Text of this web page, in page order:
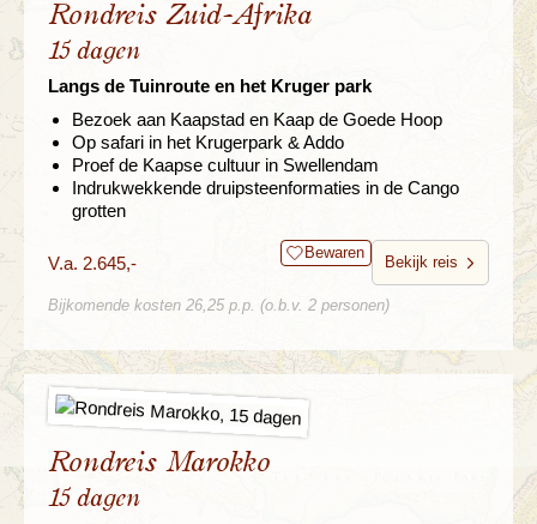
Rondreis Zuid-Afrika
15 dagen
Langs de Tuinroute en het Kruger park
Bezoek aan Kaapstad en Kaap de Goede Hoop
Op safari in het Krugerpark & Addo
Proef de Kaapse cultuur in Swellendam
Indrukwekkende druipsteenformaties in de Cango
grotten
V.a. 2.645,- Bewaren
Bekijk reis
Bijkomende kosten 26,25 p.p. (o.b.v. 2 personen)
Rondreis Marokko
15 dagen